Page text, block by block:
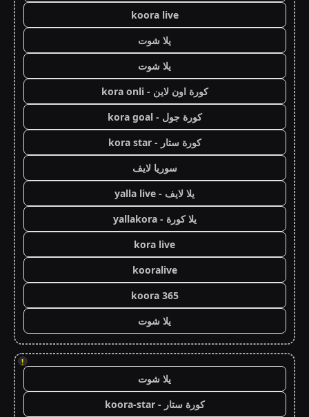
koora live
يلا شوت
يلا شوت
كورة اون لاين - kora onli
كورة جول - kora goal
كورة ستار - kora star
سوريا لايف
يلا لايف - yalla live
يلا كورة - yallakora
kora live
kooralive
koora 365
يلا شوت
!
يلا شوت
كورة ستار - koora-star